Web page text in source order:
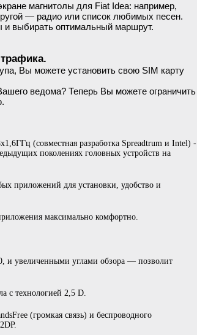
магнитолы для Fiat Idea: например,
— радио или список любимых песен.
и выбирать оптимальный маршрут.
Вы можете установить свою SIM карту
ведома? Теперь Вы можете ограничить
(совместная разработка Spreadtrum и Intel) -
поколениях головных устройств на
приложений для установки, удобство и
максимально комфортно.
и увеличенными углами обзора — позволит
с технологией 2,5 D.
(громкая связь) и беспроводного